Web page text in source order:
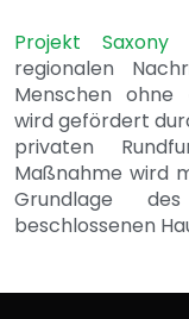
Projekt
regionalen
Menschen ohne
wird gefördert
privaten
Maßnahme wird
Grundlage
beschlossenen